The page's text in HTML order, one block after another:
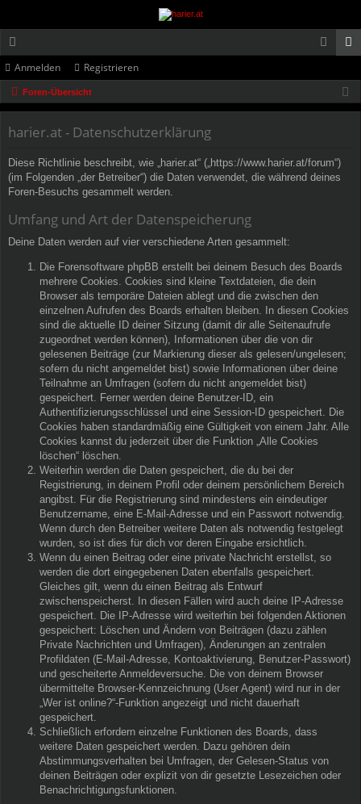
or
en
n
ist
Anmelden Registrieren
Foren-Übersicht
harier.at - Datenschutzerklärung
Diese Richtlinie beschreibt, wie „harier.at“ („https://www.harier.at/forum“)
(im Folgenden „der Betreiber“) die Daten verwendet, die während deines
Foren-Besuchs gesammelt werden.
Umfang und Art der Datenspeicherung
Deine Daten werden auf vier verschiedene Arten gesammelt:
Die Forensoftware phpBB erstellt bei deinem Besuch des Boards
mehrere Cookies. Cookies sind kleine Textdateien, die dein
Browser als temporäre Dateien ablegt und die zwischen den
einzelnen Aufrufen des Boards erhalten bleiben. In diesen Cookies
sind die aktuelle ID deiner Sitzung (damit dir alle Seitenaufrufe
zugeordnet werden können), Informationen über die von dir
gelesenen Beiträge (zur Markierung dieser als gelesen/ungelesen;
sofern du nicht angemeldet bist) sowie Informationen über deine
Teilnahme an Umfragen (sofern du nicht angemeldet bist)
gespeichert. Ferner werden deine Benutzer-ID, ein
Authentifizierungsschlüssel und eine Session-ID gespeichert. Die
Cookies haben standardmäßig eine Gültigkeit von einem Jahr. Alle
Cookies kannst du jederzeit über die Funktion „Alle Cookies
löschen“ löschen.
Weiterhin werden die Daten gespeichert, die du bei der
Registrierung, in deinem Profil oder deinem persönlichem Bereich
angibst. Für die Registrierung sind mindestens ein eindeutiger
Benutzername, eine E-Mail-Adresse und ein Passwort notwendig.
Wenn durch den Betreiber weitere Daten als notwendig festgelegt
wurden, so ist dies für dich vor deren Eingabe ersichtlich.
Wenn du einen Beitrag oder eine private Nachricht erstellst, so
werden die dort eingegebenen Daten ebenfalls gespeichert.
Gleiches gilt, wenn du einen Beitrag als Entwurf
zwischenspeicherst. In diesen Fällen wird auch deine IP-Adresse
gespeichert. Die IP-Adresse wird weiterhin bei folgenden Aktionen
gespeichert: Löschen und Ändern von Beiträgen (dazu zählen
Private Nachrichten und Umfragen), Änderungen an zentralen
Profildaten (E-Mail-Adresse, Kontoaktivierung, Benutzer-Passwort)
und gescheiterte Anmeldeversuche. Die von deinem Browser
übermittelte Browser-Kennzeichnung (User Agent) wird nur in der
„Wer ist online?“-Funktion angezeigt und nicht dauerhaft
gespeichert.
Schließlich erfordern einzelne Funktionen des Boards, dass
weitere Daten gespeichert werden. Dazu gehören dein
Abstimmungsverhalten bei Umfragen, der Gelesen-Status von
deinen Beiträgen oder explizit von dir gesetzte Lesezeichen oder
Benachrichtigungsfunktionen.